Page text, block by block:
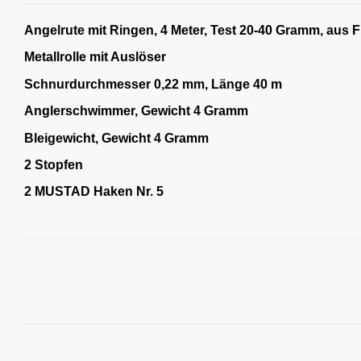
Angelrute mit Ringen, 4 Meter, Test 20-40 Gramm, aus
Metallrolle mit Auslöser
Schnurdurchmesser 0,22 mm, Länge 40 m
Anglerschwimmer, Gewicht 4 Gramm
Bleigewicht, Gewicht 4 Gramm
2 Stopfen
2 MUSTAD Haken Nr. 5